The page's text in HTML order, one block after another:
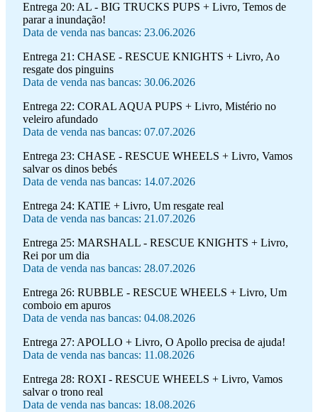
Entrega 20: AL - BIG TRUCKS PUPS + Livro, Temos de
parar a inundação!
Data de venda nas bancas: 23.06.2026
Entrega 21: CHASE - RESCUE KNIGHTS + Livro, Ao
resgate dos pinguins
Data de venda nas bancas: 30.06.2026
Entrega 22: CORAL AQUA PUPS + Livro, Mistério no
veleiro afundado
Data de venda nas bancas: 07.07.2026
Entrega 23: CHASE - RESCUE WHEELS + Livro, Vamos
salvar os dinos bebés
Data de venda nas bancas: 14.07.2026
Entrega 24: KATIE + Livro, Um resgate real
Data de venda nas bancas: 21.07.2026
Entrega 25: MARSHALL - RESCUE KNIGHTS + Livro,
Rei por um dia
Data de venda nas bancas: 28.07.2026
Entrega 26: RUBBLE - RESCUE WHEELS + Livro, Um
comboio em apuros
Data de venda nas bancas: 04.08.2026
Entrega 27: APOLLO + Livro, O Apollo precisa de ajuda!
Data de venda nas bancas: 11.08.2026
Entrega 28: ROXI - RESCUE WHEELS + Livro, Vamos
salvar o trono real
Data de venda nas bancas: 18.08.2026